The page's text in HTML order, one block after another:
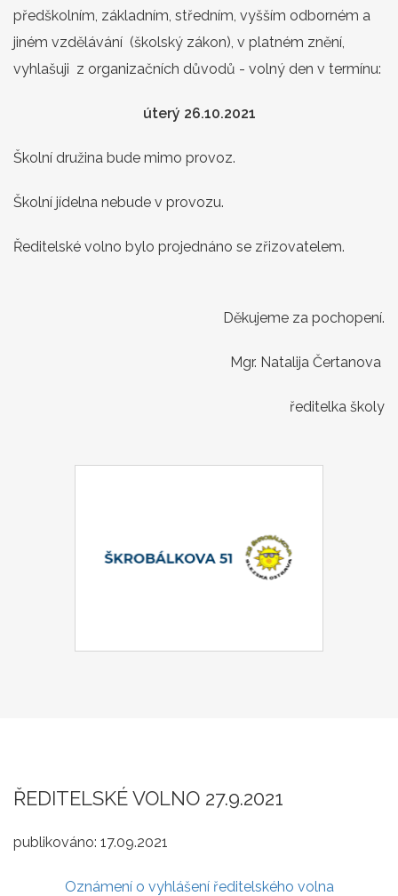
předškolním, základním, středním, vyšším odborném a
jiném vzdělávání (školský zákon), v platném znění,
vyhlašuji z organizačních důvodů - volný den v termínu:
úterý 26.10.2021
Školní družina bude mimo provoz.
Školní jídelna nebude v provozu.
Ředitelské volno bylo projednáno se zřizovatelem.
Děkujeme za pochopení.
Mgr. Natalija Čertanova
ředitelka školy
ŘEDITELSKÉ VOLNO 27.9.2021
publikováno: 17.09.2021
Oznámení o vyhlášení ředitelského volna